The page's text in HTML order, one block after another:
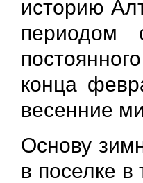
историю
периодом
конца
весенние
Основу
в поселке в